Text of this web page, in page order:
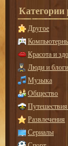
Категории
Другое
Красота и
Люди и блоги
Музыка
Общество
Развлечения
Сериалы